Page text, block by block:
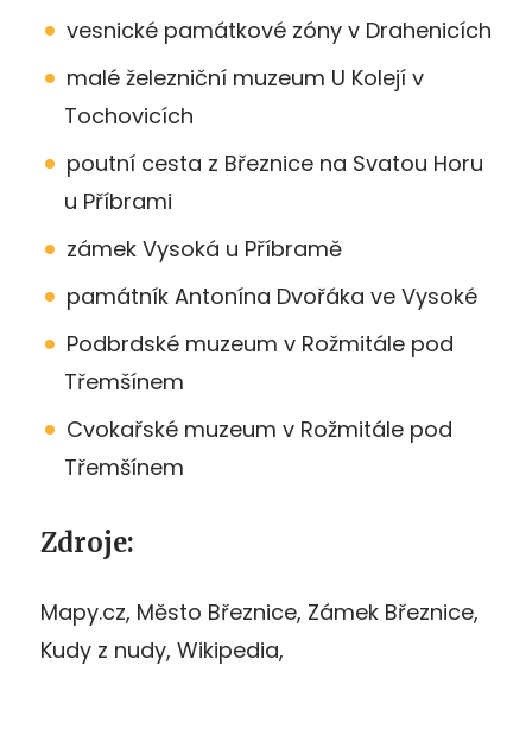
vesnické památkové zóny v Drahenicích
malé železniční muzeum U Kolejí v
Tochovicích
poutní cesta z Březnice na Svatou Horu
u Příbrami
zámek Vysoká u Příbramě
památník Antonína Dvořáka ve Vysoké
Podbrdské muzeum v Rožmitále pod
Třemšínem
Cvokařské muzeum v Rožmitále pod
Třemšínem
Zdroje:
Mapy.cz, Město Březnice, Zámek Březnice,
Kudy z nudy, Wikipedia,